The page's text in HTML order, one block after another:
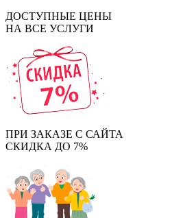
ДОСТУПНЫЕ ЦЕНЫ
НА ВСЕ УСЛУГИ
ПРИ ЗАКАЗЕ С САЙТА
СКИДКА ДО 7%